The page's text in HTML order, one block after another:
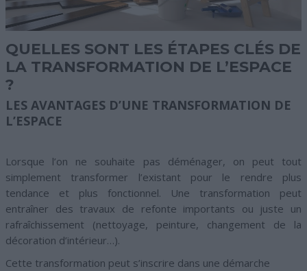
QUELLES SONT LES ÉTAPES CLÉS DE
LA TRANSFORMATION DE L’ESPACE
?
LES AVANTAGES D’UNE TRANSFORMATION DE
L’ESPACE
Lorsque l’on ne souhaite pas déménager, on peut tout
simplement transformer l’existant pour le rendre plus
tendance et plus fonctionnel. Une transformation peut
entraîner des travaux de refonte importants ou juste un
rafraîchissement (nettoyage, peinture, changement de la
décoration d’intérieur…).
Cette transformation peut s’inscrire dans une démarche